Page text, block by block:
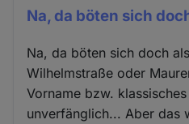
Na, da böten sich
Na, da böten sich doch
Wilhelmstraße oder
Vorname bzw.
unverfänglich... Aber das